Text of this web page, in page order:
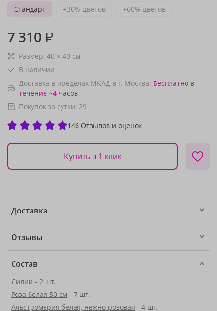
Стандарт
+30% цветов +60% цветов
7 310 ₽
Размер: 40 × 40 см
В наличии
Доставка в пределах МКАД в г. Москва: Бесплатно в
течение ~4 часов
Покупок за сутки: 29
146 Отзывов и оценок
Купить в 1 клик
Доставка
Отзывы
Состав
Лилии - 2 шт.
Роза белая 50 см - 7 шт.
Альстромерия белая, нежно-розовая - 4 шт.